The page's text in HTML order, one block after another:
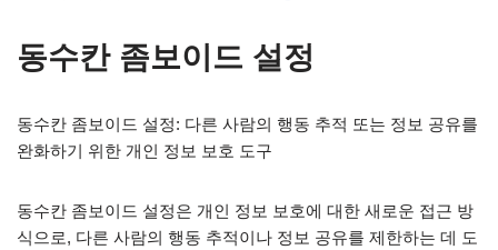
동수칸 좀보이드 설정
동수칸 좀보이드 설정: 다른 사람의 행동 추적 또는 정보 공유를
완화하기 위한 개인 정보 보호 도구
동수칸 좀보이드 설정은 개인 정보 보호에 대한 새로운 접근 방
식으로, 다른 사람의 행동 추적이나 정보 공유를 제한하는 데 도